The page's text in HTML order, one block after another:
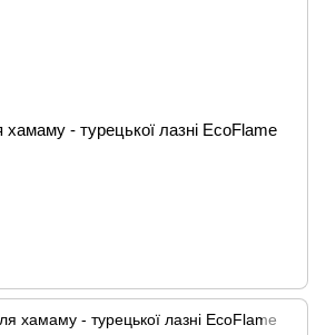
- турецької лазні EcoFlame